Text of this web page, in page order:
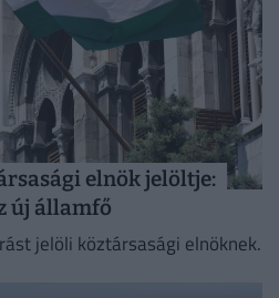
elnök jelöltje:
új államfő
jelöli köztársasági elnöknek.